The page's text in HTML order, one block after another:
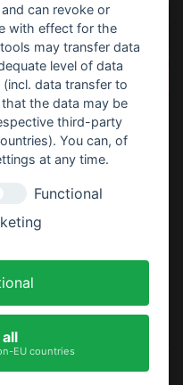
Haunt Download
Gratis
can revoke or
with effect for the
may transfer data
level of data
data transfer to
the data may be
third-party
You can, of
at any time.
Functional
EU countries